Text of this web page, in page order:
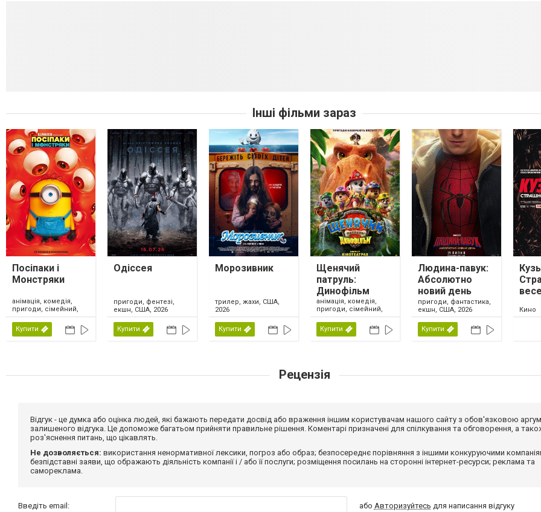
Інші фільми зараз
Посіпаки і
Монстряки
анімація, комедія,
пригоди, сімейний,
США, 2026
Купити
Одіссея
пригоди, фентезі,
екшн, США, 2026
Купити
Морозивник
трилер, жахи, США,
2026
Купити
Щенячий
патруль:
Динофільм
анімація, комедія,
пригоди, сімейний,
США, 2026
Купити
Людина-павук:
Абсолютно
новий день
пригоди, фантастика,
екшн, США, 2026
Купити
Кино
Рецензія
Відгук - це думка або оцінка людей, які бажають передати досвід або враження іншим користувачам нашого сайту з обов'язковою
залишеного відгука. Це допоможе багатьом прийняти правильне рішення. Коментарі призначені для спілкування та обговорення, а
роз'яснення питань, що цікавлять.
Не дозволяється: використання ненормативної лексики, погроз або образ; безпосереднє порівняння з іншими конкуруючими
безпідставні заяви, що ображають діяльність компанії і / або її послуги; розміщення посилань на сторонні інтернет-ресурси; реклама та
самореклама.
Введіть email: або Авторизуйтесь для написання відгуку